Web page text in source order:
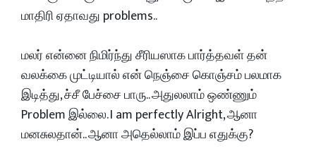
மாதிரி ஏதாவது problems..
மலர் என்னை நிமிர்ந்து சீரியஸாக பார்த்தவள் தன்
வலக்கை முட்டியால் என் நெஞ்சை கொஞ்சம் பலமாக
இடித்து, ச்சீ பேச்சை பாரு.. அதுலலாம் ஒண்ணும்
Problem இல்லை. I am perfectly Alright, ஆனா
மனசுலதான்..‌ ஆனா அதெல்லாம் இப்ப எதுக்கு?